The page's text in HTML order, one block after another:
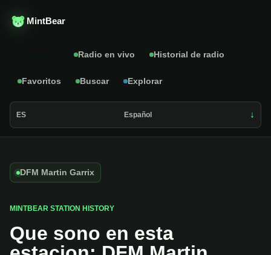
MintBear
Radio en vivo Historial de radio
Favoritos Buscar Explorar
ES Español
DFM Martin Garrix
MINTBEAR STATION HISTORY
Que sono en esta